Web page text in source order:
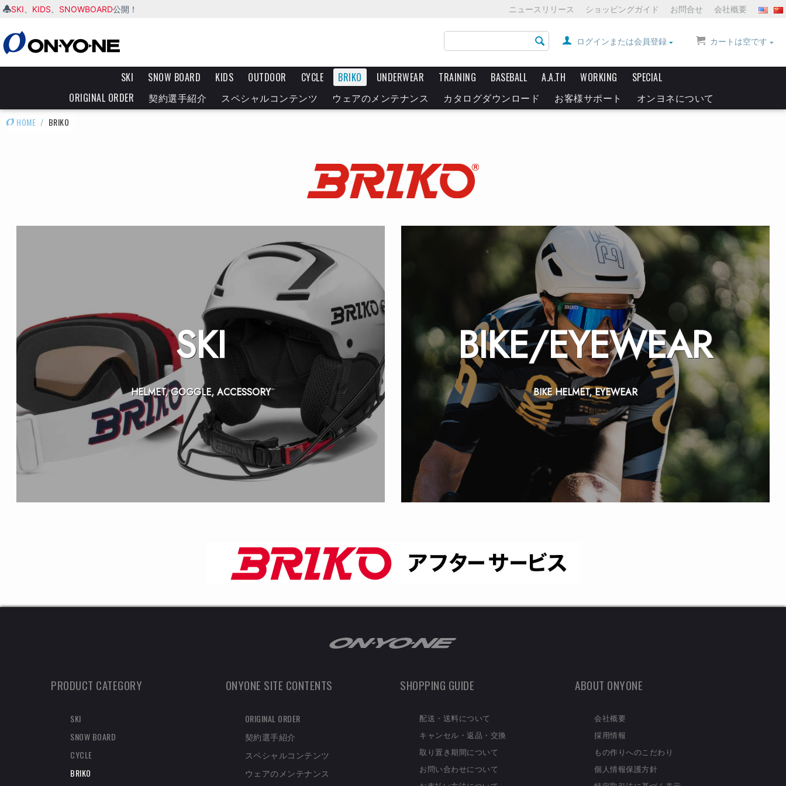
SKI KIDS SNOWBOARD公開！ ニュースリリース ショッピングガイド お問合せ 会社概要
カートは空です
ログインまたは会員登録
SKI SNOW BOARD KIDS OUTDOOR CYCLE BRIKO UNDERWEAR TRAINING BASEBALL A.A.TH WORKING
SPECIAL
ORIGINAL ORDER
契約選手紹介 スペシャルコンテンツ ウェアのメンテナンス カタログダウンロード お客様サポート オンヨネについて
HOME / BRIKO
SKI
HELMET, GOGGLE, ACCESSORY
BIKE/EYEWEAR
BIKE HELMET, EYEWEAR
PRODUCT CATEGORY
SKI
SNOW BOARD
CYCLE
BRIKO
ONYONE SITE CONTENTS
ORIGINAL ORDER
契約選手紹介
スペシャルコンテンツ
ウェアのメンテナンス
SHOPPING GUIDE
配送・送料について
キャンセル・返品・交換
取り置き期間について
お問い合わせについて
ABOUT ONYONE
会社概要
採用情報
もの作りへのこだわり
個人情報保護方針